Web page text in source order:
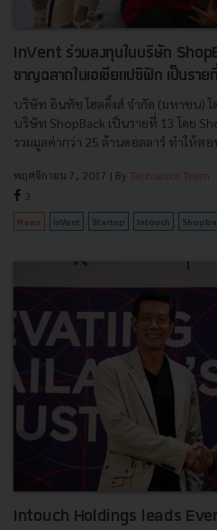
InVent ร่วมลงทุนในบริษัท
ชาญฉลาดในเอเชียแปซิฟิก เป็นราย
บริษัท อินทัช โฮลดิ้งส์ จำกัด (มหาชน) โ
บริษัท ShopBack เป็นรายที่ 13 โดย
รวมมูลค่ากว่า 25 ล้านดอลลาร์ ทำให้ตอน
พฤศจิกายน 7, 2017 | By Techsauce Team
3
News InVent Startup Intouch
Intouch Holdings leads